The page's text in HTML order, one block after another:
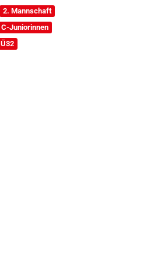
2. Mannschaft
C-Juniorinnen
Ü32